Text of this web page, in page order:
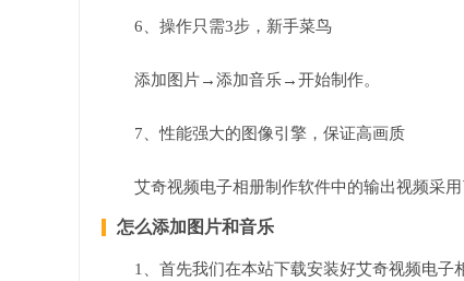
6、操作只需3步，新手菜鸟
添加图片→添加音乐→开始制作。
7、性能强大的图像引擎，保证高画质
艾奇视频电子相册制作软件中的输出视频采
怎么添加图片和音乐
1、首先我们在本站下载安装好艾奇视频电